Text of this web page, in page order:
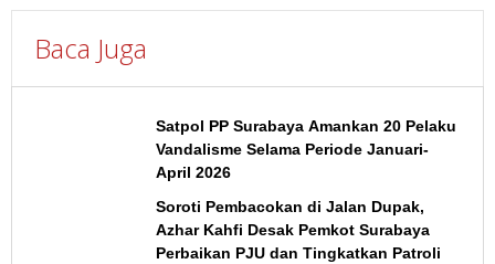
Baca Juga
Satpol PP Surabaya Amankan 20 Pelaku
Vandalisme Selama Periode Januari-
April 2026
Soroti Pembacokan di Jalan Dupak,
Azhar Kahfi Desak Pemkot Surabaya
Perbaikan PJU dan Tingkatkan Patroli